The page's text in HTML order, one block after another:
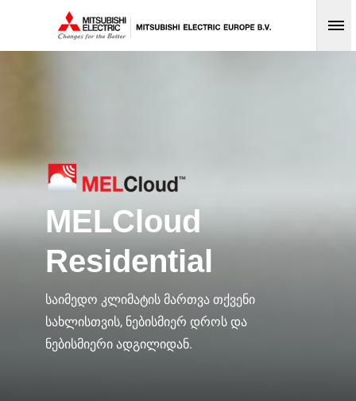
MELCloud
Residential
საიმედო კლიმატის მართვა თქვენი
სახლისთვის, ნებისმიერ დროს და
ნებისმიერი ადგილიდან.